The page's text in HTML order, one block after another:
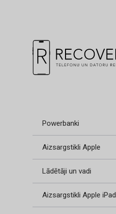
Powerbanki
Aizsargstikli Apple
Lādētāji un vadi
Aizsargstikli Apple iPad